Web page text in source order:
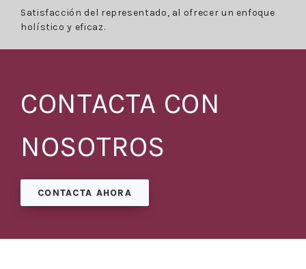
Satisfacción del representado, al ofrecer un enfoque
holístico y eficaz.
CONTACTA CON
NOSOTROS
CONTACTA AHORA